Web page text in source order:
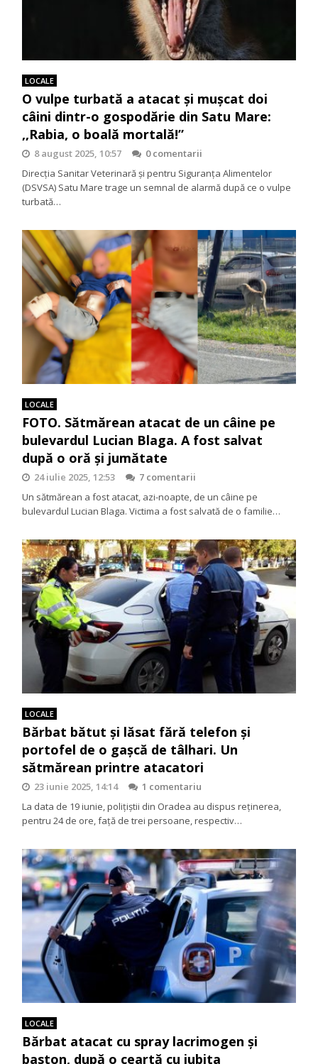
LOCALE
O vulpe turbată a atacat și mușcat doi
câini dintr-o gospodărie din Satu Mare:
,,Rabia, o boală mortală!”
8 august 2025, 10:57
0 comentarii
Direcția Sanitar Veterinară și pentru Siguranța Alimentelor
(DSVSA) Satu Mare trage un semnal de alarmă după ce o vulpe
turbată…
LOCALE
FOTO. Sătmărean atacat de un câine pe
bulevardul Lucian Blaga. A fost salvat
după o oră și jumătate
24 iulie 2025, 12:53
7 comentarii
Un sătmărean a fost atacat, azi-noapte, de un câine pe
bulevardul Lucian Blaga. Victima a fost salvată de o familie…
LOCALE
Bărbat bătut și lăsat fără telefon și
portofel de o gașcă de tâlhari. Un
sătmărean printre atacatori
23 iunie 2025, 14:14
1 comentariu
La data de 19 iunie, polițiștii din Oradea au dispus reținerea,
pentru 24 de ore, față de trei persoane, respectiv…
LOCALE
Bărbat atacat cu spray lacrimogen și
baston, după o ceartă cu iubita